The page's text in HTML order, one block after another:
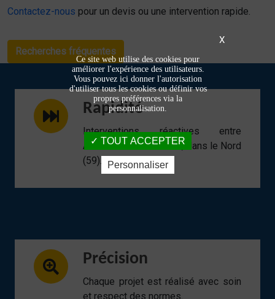
Contactez-nous pour un devis ou une intervention rapide.
Recherches fréquentes
Rapidité
Interventions réactives entre
Armentières et Lomme, dans le Nord
(59).
Précision
Chaque projet est réalisé avec soin
et respect des normes.
X
Ce site web utilise des cookies pour
améliorer l'expérience des utilisateurs.
Vous pouvez ici donner l'autorisation
d'utiliser tous les cookies ou définir vos
propres préférences via la
personnalisation.
TOUT ACCEPTER
Personnaliser